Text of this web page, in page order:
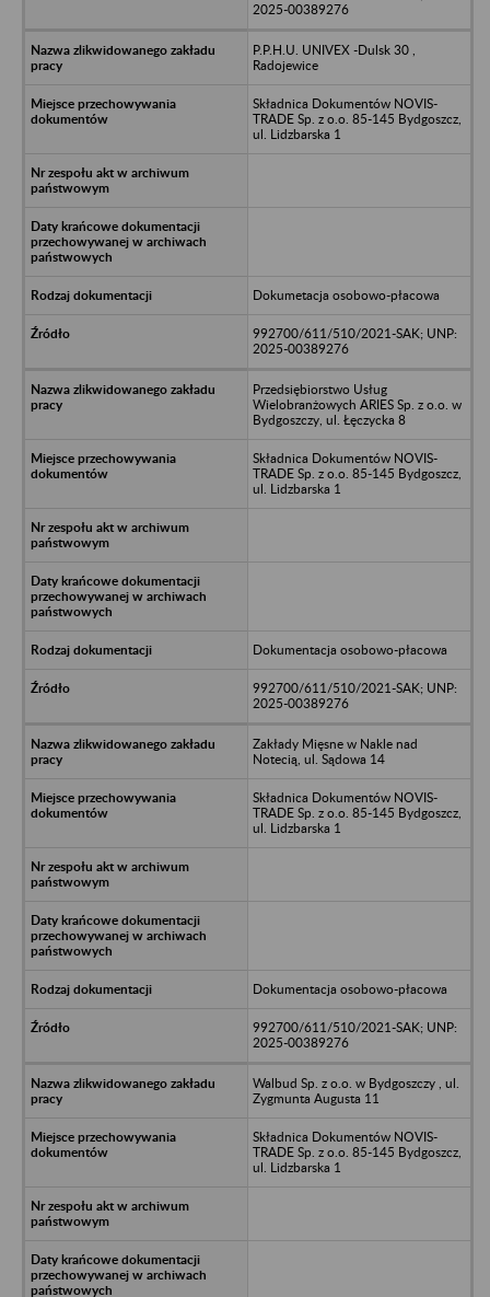
2025-00389276
P.P.H.U. UNIVEX -Dulsk 30 ,
Radojewice
Składnica Dokumentów NOVIS-
TRADE Sp. z o.o. 85-145 Bydgoszcz,
ul. Lidzbarska 1
Dokumetacja osobowo-płacowa
992700/611/510/2021-SAK; UNP:
2025-00389276
Przedsiębiorstwo Usług
Wielobranżowych ARIES Sp. z o.o. w
Bydgoszczy, ul. Łęczycka 8
Składnica Dokumentów NOVIS-
TRADE Sp. z o.o. 85-145 Bydgoszcz,
ul. Lidzbarska 1
Dokumentacja osobowo-płacowa
992700/611/510/2021-SAK; UNP:
2025-00389276
Zakłady Mięsne w Nakle nad
Notecią, ul. Sądowa 14
Składnica Dokumentów NOVIS-
TRADE Sp. z o.o. 85-145 Bydgoszcz,
ul. Lidzbarska 1
Dokumentacja osobowo-płacowa
992700/611/510/2021-SAK; UNP:
2025-00389276
Walbud Sp. z o.o. w Bydgoszczy , ul.
Zygmunta Augusta 11
Składnica Dokumentów NOVIS-
TRADE Sp. z o.o. 85-145 Bydgoszcz,
ul. Lidzbarska 1